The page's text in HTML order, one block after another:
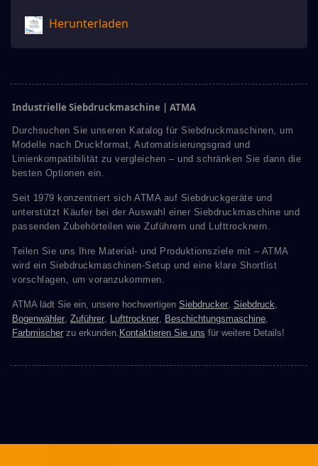
Herunterladen
Industrielle Siebdruckmaschine | ATMA
Durchsuchen Sie unseren Katalog für Siebdruckmaschinen, um
Modelle nach Druckformat, Automatisierungsgrad und
Linienkompatibilität zu vergleichen – und schränken Sie dann die
besten Optionen ein.
Seit 1979 konzentriert sich ATMA auf Siebdruckgeräte und
unterstützt Käufer bei der Auswahl einer Siebdruckmaschine und
passenden Zubehörteilen wie Zuführern und Lufttrocknern.
Teilen Sie uns Ihre Material- und Produktionsziele mit – ATMA
wird ein Siebdruckmaschinen-Setup und eine klare Shortlist
vorschlagen, um voranzukommen.
ATMA lädt Sie ein, unsere hochwertigen Siebdrucker Siebdruck
Bogenwähler Zuführer Lufttrockner Beschichtungsmaschine
Farbmischer zu erkunden. Kontaktieren Sie uns für weitere Details!